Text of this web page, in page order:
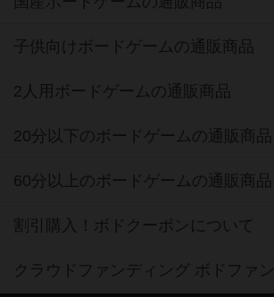
子供向けボードゲームの通販商品
2人用ボードゲームの通販商品
20分以下のボードゲームの通販商品
60分以上のボードゲームの通販商品
割引購入！ボドクーポンについて
クラウドファンディング ボドファン